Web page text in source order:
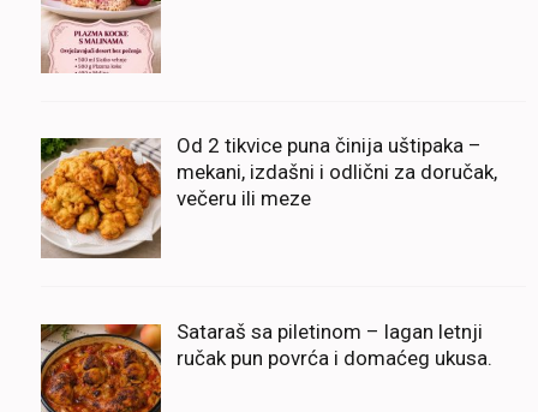
Od 2 tikvice puna činija uštipaka –
mekani, izdašni i odlični za doručak,
večeru ili meze
Sataraš sa piletinom – lagan letnji
ručak pun povrća i domaćeg ukusa.